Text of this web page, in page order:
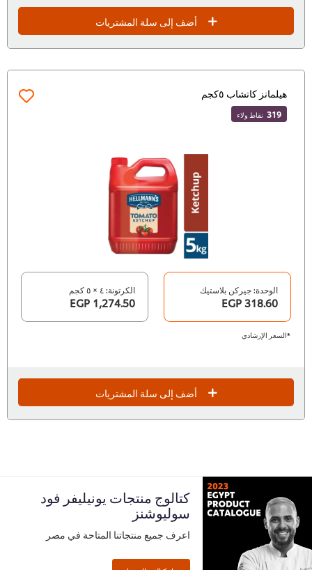
أضف إلى سلة المشتريات
هيلمانز كاتشاب ٥كجم
319 نقاط ولاء
الوحدة: جيركن بلاستيك
318.60 EGP
الكرتونة: ٤ × ٥ كجم
1,274.50 EGP
*السعر الإرشادي
أضف إلى سلة المشتريات
كتالوج منتجات يونيليفر فود
سوليوشنز
اعرف جميع منتجاتنا المتاحة في مصر